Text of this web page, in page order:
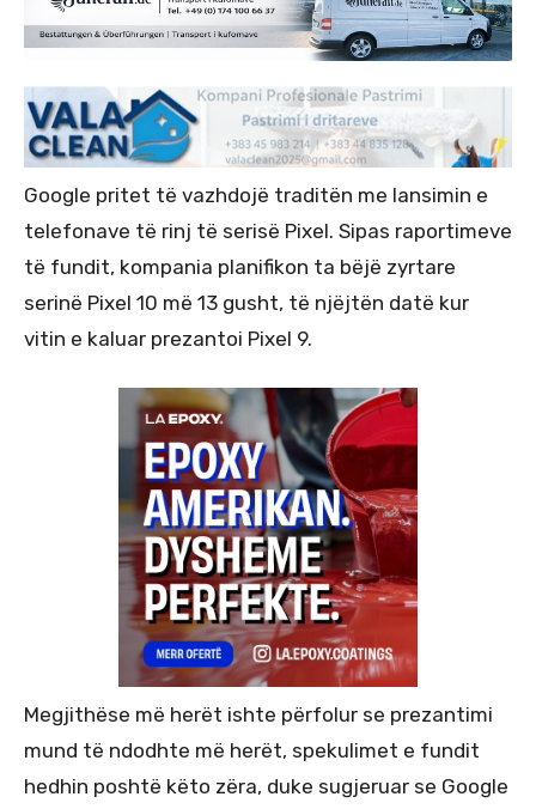
Google pritet të vazhdojë traditën me lansimin e
telefonave të rinj të serisë Pixel. Sipas raportimeve
të fundit, kompania planifikon ta bëjë zyrtare
serinë Pixel 10 më 13 gusht, të njëjtën datë kur
vitin e kaluar prezantoi Pixel 9.
Megjithëse më herët ishte përfolur se prezantimi
mund të ndodhte më herët, spekulimet e fundit
hedhin poshtë këto zëra, duke sugjeruar se Google